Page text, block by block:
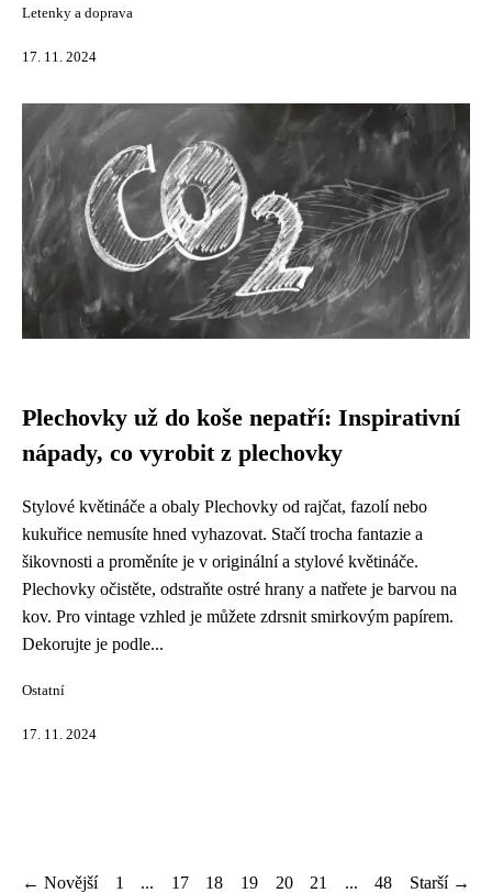
Letenky a doprava
17. 11. 2024
Plechovky už do koše nepatří: Inspirativní
nápady, co vyrobit z plechovky
Stylové květináče a obaly Plechovky od rajčat, fazolí nebo
kukuřice nemusíte hned vyhazovat. Stačí trocha fantazie a
šikovnosti a proměníte je v originální a stylové květináče.
Plechovky očistěte, odstraňte ostré hrany a natřete je barvou na
kov. Pro vintage vzhled je můžete zdrsnit smirkovým papírem.
Dekorujte je podle...
Ostatní
17. 11. 2024
← Novější 1 ... 17 18 19 20 21 ... 48 Starší →